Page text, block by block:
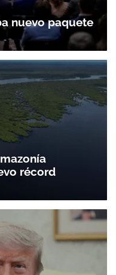
boletín.
nuevo paquete
récord